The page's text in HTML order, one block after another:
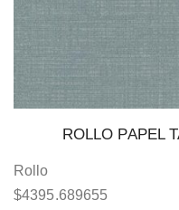
ROLLO PAPEL
Rollo
$4395.689655